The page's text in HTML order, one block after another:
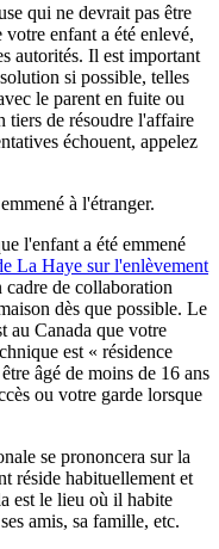
qui ne devrait pas être
enfant a été enlevé,
autorités. Il est important
si possible, telles
le parent en fuite ou
tiers de résoudre l'affaire
échouent, appelez
à l'étranger.
l'enfant a été emmené
La Haye sur l'enlèvement
de collaboration
dès que possible. Le
au Canada que votre
est « résidence
âgé de moins de 16 ans
ou votre garde lorsque
se prononcera sur la
réside habituellement et
est le lieu où il habite
amis, sa famille, etc.